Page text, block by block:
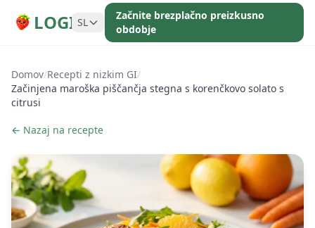
LOGI SL
Začnite brezplačno preizkusno
obdobje
Domov/Recepti z nizkim GI/
Začinjena maroška piščančja stegna s korenčkovo solato s
citrusi
← Nazaj na recepte